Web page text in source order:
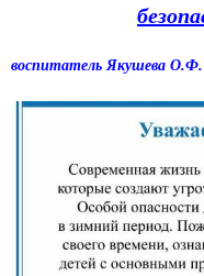
воспитатель Якушева О.Ф.